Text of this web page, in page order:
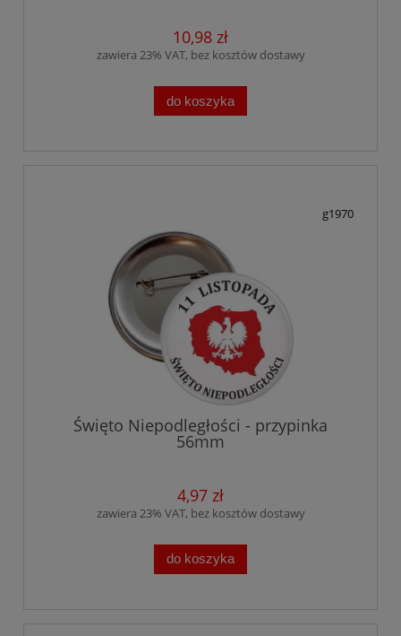
10,98 zł
zawiera 23% VAT, bez kosztów dostawy
do koszyka
g1970
Święto Niepodległości - przypinka
56mm
4,97 zł
zawiera 23% VAT, bez kosztów dostawy
do koszyka